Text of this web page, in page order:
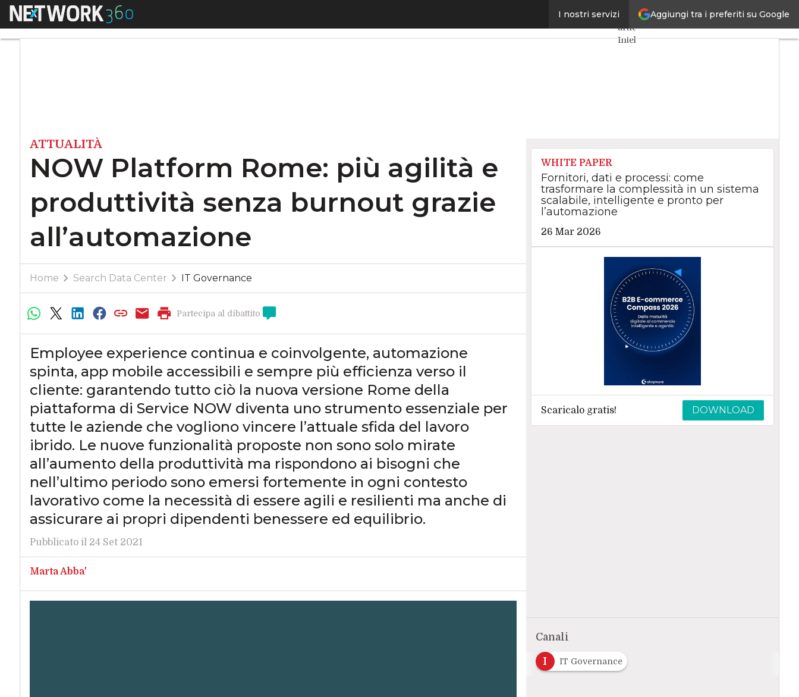
Aggiungi tra i preferiti su Google
I nostri servizi
Menu NOW Platform Rome: più agilità e produttività senza burnout grazie all’automazioneUltimi
articoli
Intelligenza
ATTUALITÀ
NOW Platform Rome: più agilità e
produttività senza burnout grazie
all’automazione
Home Search Data Center IT Governance
Partecipa al dibattito
Employee experience continua e coinvolgente, automazione
spinta, app mobile accessibili e sempre più efficienza verso il
cliente: garantendo tutto ciò la nuova versione Rome della
piattaforma di Service NOW diventa uno strumento essenziale per
tutte le aziende che vogliono vincere l’attuale sfida del lavoro
ibrido. Le nuove funzionalità proposte non sono solo mirate
all’aumento della produttività ma rispondono ai bisogni che
nell’ultimo periodo sono emersi fortemente in ogni contesto
lavorativo come la necessità di essere agili e resilienti ma anche di
assicurare ai propri dipendenti benessere ed equilibrio.
Pubblicato il 24 Set 2021
Marta Abba'
WHITE PAPER
Fornitori, dati e processi: come
trasformare la complessità in un sistema
scalabile, intelligente e pronto per
l’automazione
26 Mar 2026
Scaricalo gratis! DOWNLOAD
Canali
I IT Governance